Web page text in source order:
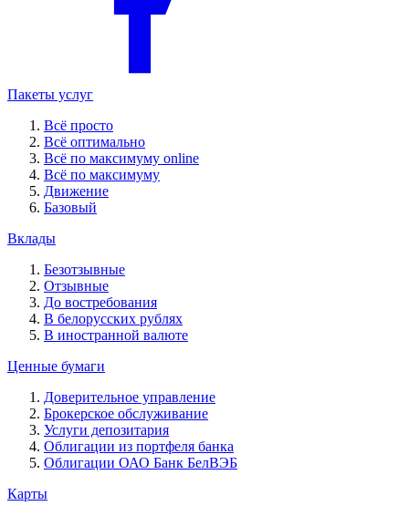
Пакеты услуг
Всё просто
Всё оптимально
Всё по максимуму online
Всё по максимуму
Движение
Базовый
Вклады
Безотзывные
Отзывные
До востребования
В белорусских рублях
В иностранной валюте
Ценные бумаги
Доверительное управление
Брокерское обслуживание
Услуги депозитария
Облигации из портфеля банка
Облигации ОАО Банк БелВЭБ
Карты